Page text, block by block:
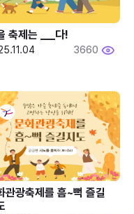
3660
관광축제를 흠~뻑 즐길